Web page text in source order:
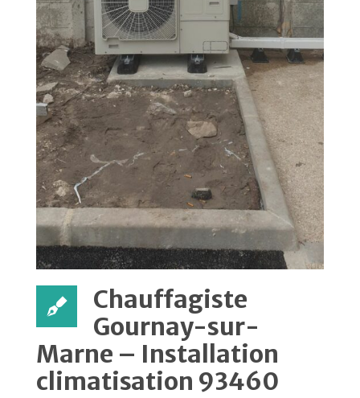
Chauffagiste
Gournay-sur-
Marne – Installation
climatisation 93460